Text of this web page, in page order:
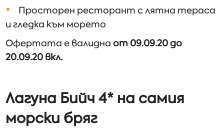
Просторен ресторант с лятна тераса
и гледка към морето
Офертата е валиднаот 09.09.20 до
20.09.20 вкл.
Лагуна Бийч 4* на самия
морски бряг